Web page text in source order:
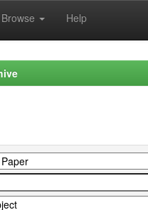
Browse Help